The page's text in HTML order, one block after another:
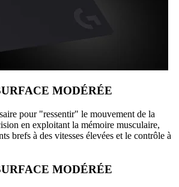
MODÉRÉE
pour "ressentir" le mouvement de la
en exploitant la mémoire musculaire,
brefs à des vitesses élevées et le contrôle à
MODÉRÉE